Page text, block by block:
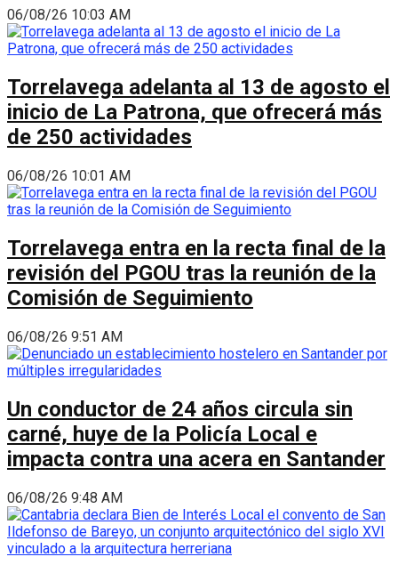
06/08/26 10:03 AM
Torrelavega adelanta al 13 de agosto el
inicio de La Patrona, que ofrecerá más
de 250 actividades
06/08/26 10:01 AM
Torrelavega entra en la recta final de la
revisión del PGOU tras la reunión de la
Comisión de Seguimiento
06/08/26 9:51 AM
Un conductor de 24 años circula sin
carné, huye de la Policía Local e
impacta contra una acera en Santander
06/08/26 9:48 AM